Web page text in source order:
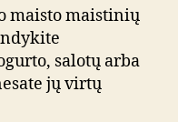
maisto maistinių
salotų arba
jų virtų